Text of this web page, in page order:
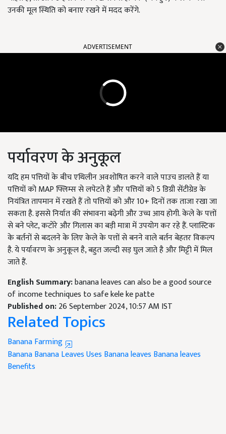
उनकी मूल स्थिति को बनाए रखने में मदद करेंगे.
ADVERTISEMENT
पर्यावरण के अनुकूल
यदि हम पत्तियों के बीच एथिलीन अवशोषित करने वाले पाउच डालते हैं या
पत्तियों को MAP फ्लिम्स से लपेटते हैं और पत्तियों को 5 डिग्री सेंटीग्रेड के
नियंत्रित तापमान में रखते हैं तो पत्तियों को और 10+ दिनों तक ताजा रखा जा
सकता है. इससे निर्यात की संभावना बढ़ेगी और उच्च आय होगी. केले के पत्तों
से बने प्लेट, कटोरे और गिलास का बड़ी मात्रा में उपयोग कर रहे हैं. प्लास्टिक
के बर्तनों से बदलने के लिए केले के पत्तों से बनने वाले बर्तन बेहतर विकल्प
है. ये पर्यावरण के अनुकूल है, बहुत जल्दी सड़ घुल जाते है और मिट्टी में मिल
जाते हैं.
English Summary:banana leaves can also be a good source
of income techniques to safe kele ke patte
Published on:26 September 2024, 10:57 AM IST
Related Topics
Banana Farming
BananaBanana LeavesUses Banana leaves Banana leaves
Benefits